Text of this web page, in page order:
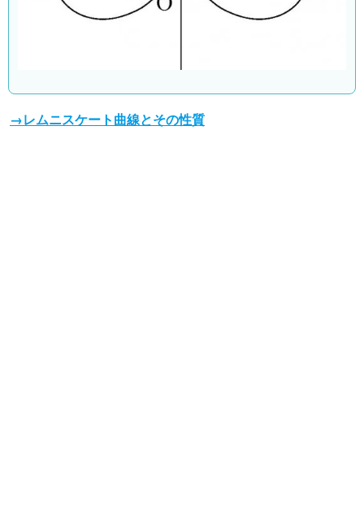
→レムニスケート曲線とその性質